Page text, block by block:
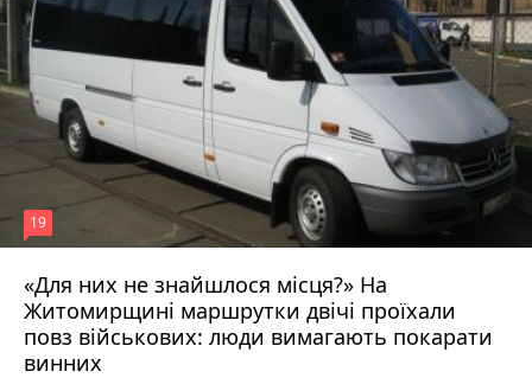
«Для них не знайшлося місця?» На
Житомирщині маршрутки двічі проїхали
повз військових: люди вимагають покарати
винних
19
17 липня 2026 р.